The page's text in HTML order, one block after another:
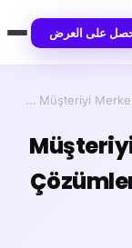
على العرض
Müşteriyi